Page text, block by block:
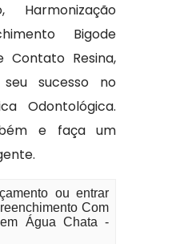
Harmonização
Bigode
Contato Resina,
sucesso no
Odontológica.
e faça um
ou entrar
Com
Água Chata -